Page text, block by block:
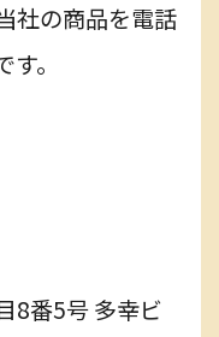
社の商品を電話
。
8番5号 多幸ビ